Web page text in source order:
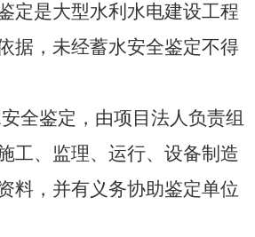
定是大型水利水电建设工程
据，未经蓄水安全鉴定不得
全鉴定，由项目法人负责组
工、监理、运行、设备制造
料，并有义务协助鉴定单位